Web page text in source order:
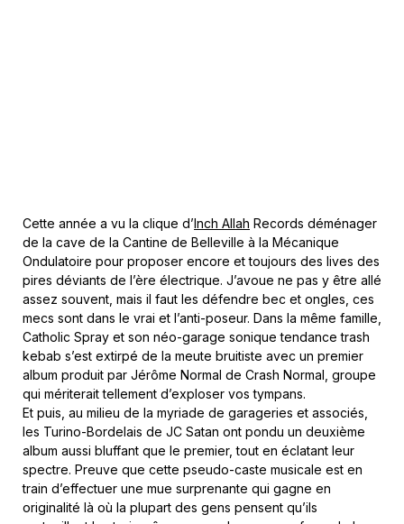
Cette année a vu la clique d’Inch Allah Records déménager
de la cave de la Cantine de Belleville à la Mécanique
Ondulatoire pour proposer encore et toujours des lives des
pires déviants de l’ère électrique. J’avoue ne pas y être allé
assez souvent, mais il faut les défendre bec et ongles, ces
mecs sont dans le vrai et l’anti-poseur. Dans la même famille,
Catholic Spray et son néo-garage sonique tendance trash
kebab s’est extirpé de la meute bruitiste avec un premier
album produit par Jérôme Normal de Crash Normal, groupe
qui mériterait tellement d’exploser vos tympans.
Et puis, au milieu de la myriade de garageries et associés,
les Turino-Bordelais de JC Satan ont pondu un deuxième
album aussi bluffant que le premier, tout en éclatant leur
spectre. Preuve que cette pseudo-caste musicale est en
train d’effectuer une mue surprenante qui gagne en
originalité là où la plupart des gens pensent qu’ils